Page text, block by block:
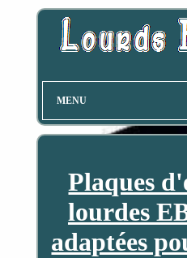
MENU
Plaques
lourdes
adaptées